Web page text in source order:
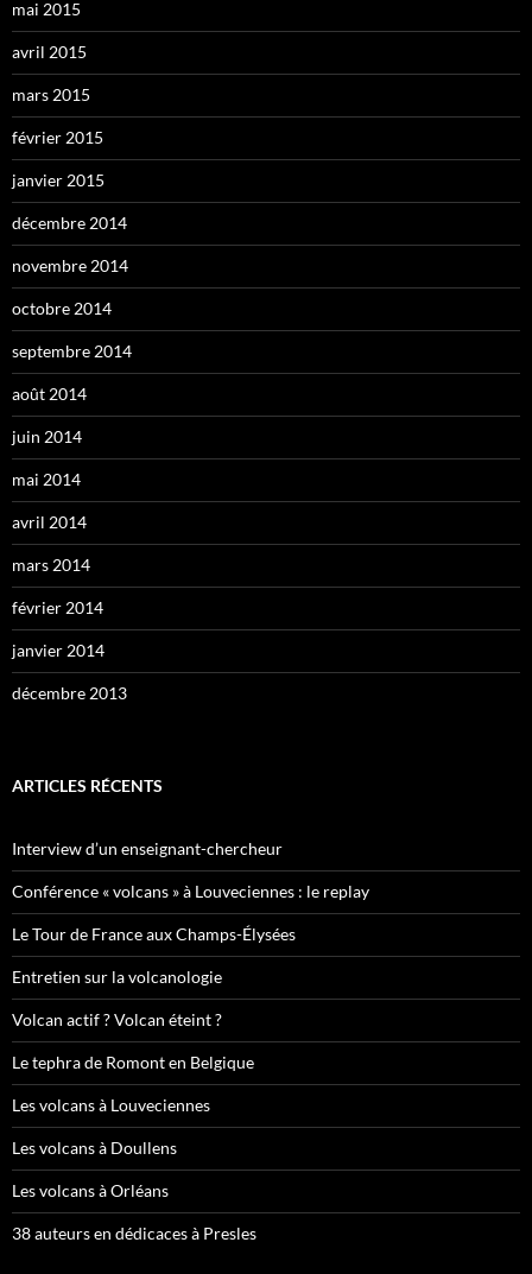
mai 2015
avril 2015
mars 2015
février 2015
janvier 2015
décembre 2014
novembre 2014
octobre 2014
septembre 2014
août 2014
juin 2014
mai 2014
avril 2014
mars 2014
février 2014
janvier 2014
décembre 2013
ARTICLES RÉCENTS
Interview d’un enseignant-chercheur
Conférence « volcans » à Louveciennes : le replay
Le Tour de France aux Champs-Élysées
Entretien sur la volcanologie
Volcan actif ? Volcan éteint ?
Le tephra de Romont en Belgique
Les volcans à Louveciennes
Les volcans à Doullens
Les volcans à Orléans
38 auteurs en dédicaces à Presles